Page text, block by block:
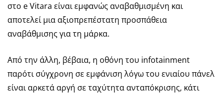
στο e Vitara είναι εμφανώς αναβαθμισμένη και
αποτελεί μια αξιοπρεπέστατη προσπάθεια
αναβάθμισης για τη μάρκα.
Από την άλλη, βέβαια, η οθόνη του infotainment
παρότι σύγχρονη σε εμφάνιση λόγω του ενιαίου πάνελ
είναι αρκετά αργή σε ταχύτητα ανταπόκρισης, κάτι